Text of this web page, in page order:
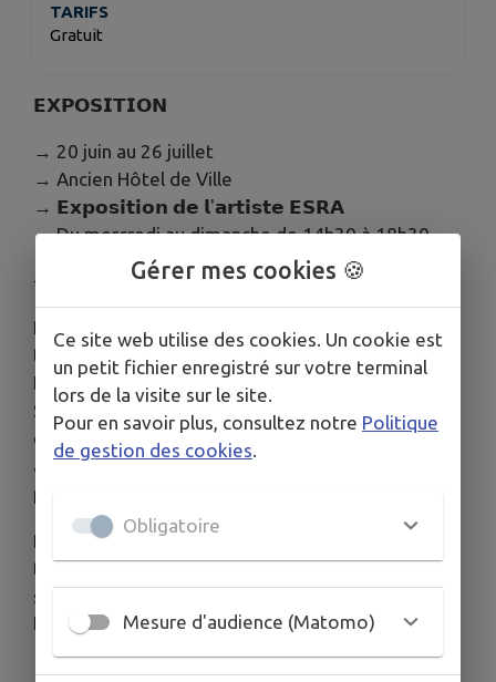
TARIFS
Gratuit
𝗘𝗫𝗣𝗢𝗦𝗜𝗧𝗜𝗢𝗡
→ 20 juin au 26 juillet
→ Ancien Hôtel de Ville
→ 𝗘𝘅𝗽𝗼𝘀𝗶𝘁𝗶𝗼𝗻 𝗱𝗲 𝗹'𝗮𝗿𝘁𝗶𝘀𝘁𝗲 𝗘𝗦𝗥𝗔
→ Du mercredi au dimanche de 14h30 à 18h30
- - -
Esra Ozakan-Trolonge est une peintre franco
turque qui vit et travaille à Bordeaux depuis 2005.
Elle a étudié les beaux arts à l'université Minar
Sinan d'Istanbul avant de travailler plus de dix ans
en tant que productrice dans l'industrie
audiovisuelle, et en tant que photographe
portraitiste pour la presse.
Depuis, avec ses pinceaux et ses couteaux, elle
traduit en vibrations chromatiques, une nature
symbolique, émanation de notre époque et de
l'universalité de notre connaissance.
→ 𝘝𝘦𝘳𝘯𝘪𝘴𝘴𝘢𝘨𝘦 𝘭𝘦 𝘷𝘦𝘯𝘥𝘳𝘦𝘥𝘪 26 𝘫𝘶𝘪𝘯 𝘢̀ 18𝘩30
Gérer mes cookies 🍪
Ce site web utilise des cookies. Un cookie est
un petit fichier enregistré sur votre terminal
lors de la visite sur le site.
Pour en savoir plus, consultez notre Politique
de gestion des cookies
Obligatoire
Mesure d'audience (Matomo)